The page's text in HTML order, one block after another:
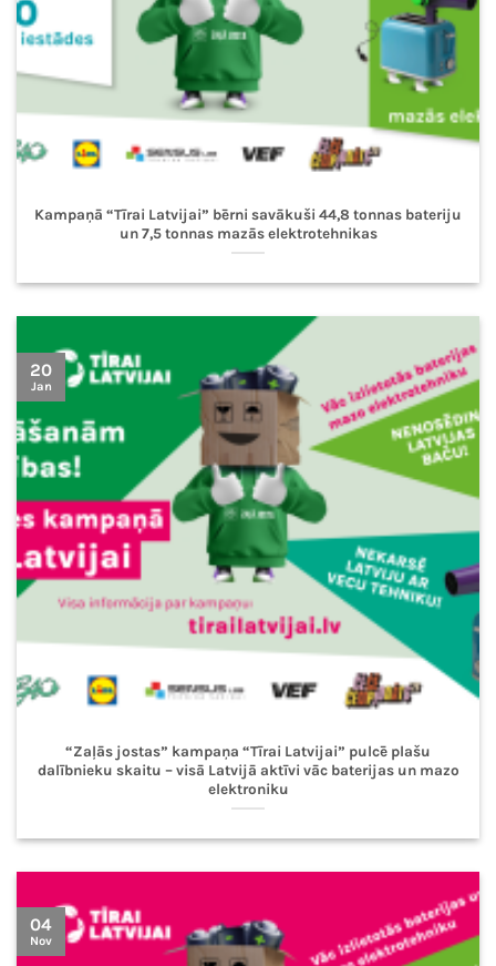
Kampaņā “Tīrai Latvijai” bērni savākuši 44,8 tonnas bateriju
un 7,5 tonnas mazās elektrotehnikas
“Zaļās jostas” kampaņa “Tīrai Latvijai” pulcē plašu
dalībnieku skaitu – visā Latvijā aktīvi vāc baterijas un mazo
elektroniku
20
Jan
04
Nov